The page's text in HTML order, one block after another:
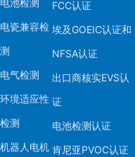
电池检测
电瓷兼容检
测
电气检测
环境适应性
检测
机器人电机
FCC认证
埃及GOEIC认证和
NFSA认证
出口商核实EVS认
证
电池检测认证
肯尼亚PVOC认证